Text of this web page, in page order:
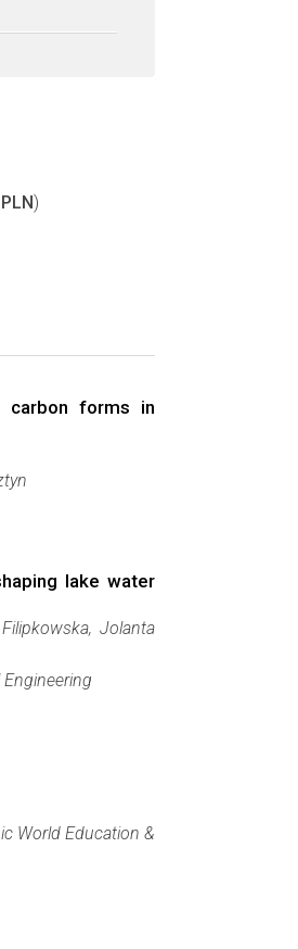
)
carbon forms in
lake water
Jolanta
World Education &